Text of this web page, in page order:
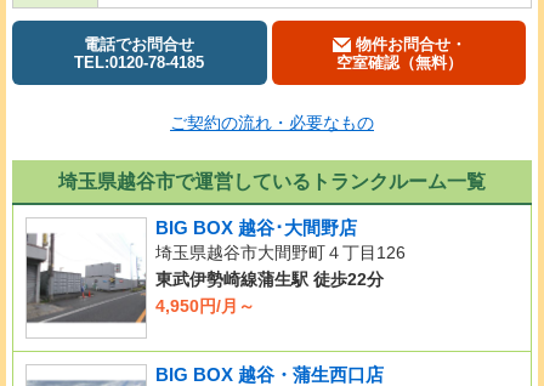
電話でお問合せ
TEL:0120-78-4185
物件お問合せ・
空室確認（無料）
ご契約の流れ・必要なもの
埼玉県越谷市で運営しているトランクルーム一覧
BIG BOX 越谷･大間野店
埼玉県越谷市大間野町４丁目126
東武伊勢崎線蒲生駅 徒歩22分
4,950円/月～
BIG BOX 越谷・蒲生西口店